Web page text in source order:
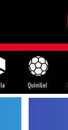
QuiniGol